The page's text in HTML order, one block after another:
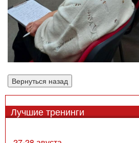
Лучшие тренинги